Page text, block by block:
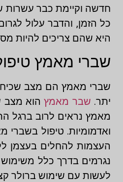
חדשה וקיימת כבר עשרות
כל הזמן, והדבר עלול
היא שהם צריכים להיות
שברי מאמץ
שברי מאמץ הם מצב שכיח
יתר. שבר מאמץהוא מצב
מאמץ נראים לרוב ברגל
ואדמומיות. טיפול בשברי
העצמות להחלים בעצמן
נגרמים בדרך כלל
לעשות עם שימוש ברולר